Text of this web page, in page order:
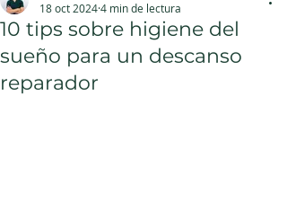
10 tips sobre higiene del
sueño para un descanso
reparador
18 oct 20244 min de lectura